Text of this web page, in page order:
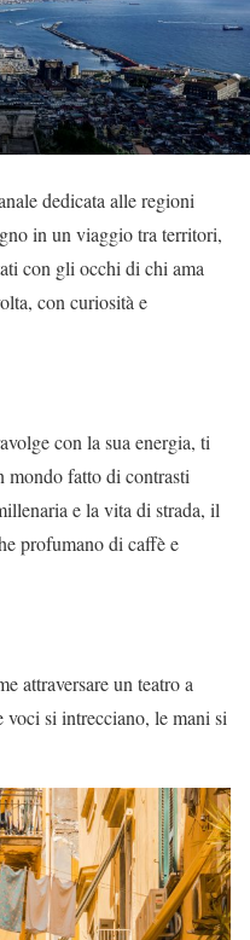
dedicata alle regioni
in un viaggio tra territori,
con gli occhi di chi ama
con curiosità e
con la sua energia, ti
mondo fatto di contrasti
e la vita di strada, il
profumano di caffè e
attraversare un teatro a
si intrecciano, le mani si